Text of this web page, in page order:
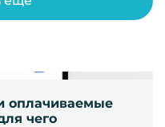
оплачиваемые
чего